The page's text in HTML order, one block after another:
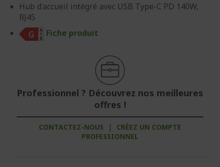
Hub d'accueil intégré avec USB Type-C PD 140W,
RJ45
Fiche produit
Professionnel ? Découvrez nos meilleures
offres !
CONTACTEZ-NOUS |
CRÉEZ UN COMPTE
PROFESSIONNEL